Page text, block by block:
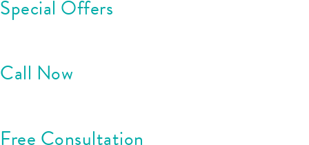
Special Offers
Call Now
Free Consultation